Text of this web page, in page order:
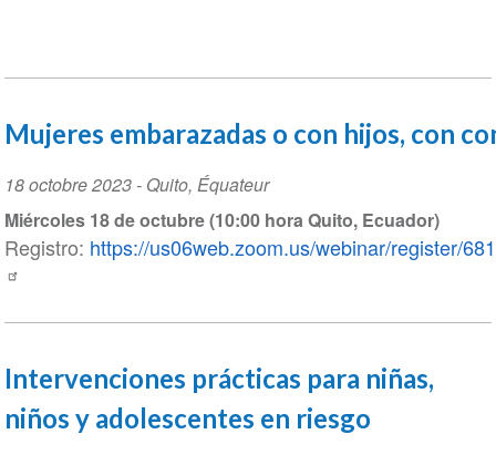
Mujeres embarazadas o con hijos, con
Event
Date
18 octobre 2023- Quito, Équateur
Miércoles 18 de octubre (10:00 hora Quito, Ecuador)
Registro: https://us06web.zoom.us/webinar/register/
Intervenciones prácticas para niñas,
niños y adolescentes en riesgo